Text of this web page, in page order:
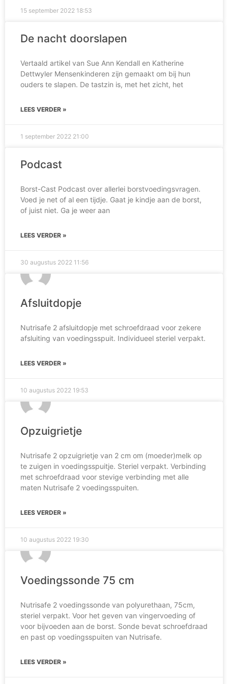
15 september 2022 18:53
De nacht doorslapen
Vertaald artikel van Sue Ann Kendall en Katherine
Dettwyler Mensenkinderen zijn gemaakt om bij hun
ouders te slapen. De tastzin is, met het zicht, het
LEES VERDER »
1 september 2022 21:00
Podcast
Borst-Cast Podcast over allerlei borstvoedingsvragen.
Voed je net of al een tijdje. Gaat je kindje aan de borst,
of juist niet. Ga je weer aan
LEES VERDER »
30 augustus 2022 11:56
Afsluitdopje
Nutrisafe 2 afsluitdopje met schroefdraad voor zekere
afsluiting van voedingsspuit. Individueel steriel verpakt.
LEES VERDER »
10 augustus 2022 19:53
Opzuigrietje
Nutrisafe 2 opzuigrietje van 2 cm om (moeder)melk op
te zuigen in voedingsspuitje. Steriel verpakt. Verbinding
met schroefdraad voor stevige verbinding met alle
maten Nutrisafe 2 voedingsspuiten.
LEES VERDER »
10 augustus 2022 19:30
Voedingssonde 75 cm
Nutrisafe 2 voedingssonde van polyurethaan, 75cm,
steriel verpakt. Voor het geven van vingervoeding of
voor bijvoeden aan de borst. Sonde bevat schroefdraad
en past op voedingsspuiten van Nutrisafe.
LEES VERDER »